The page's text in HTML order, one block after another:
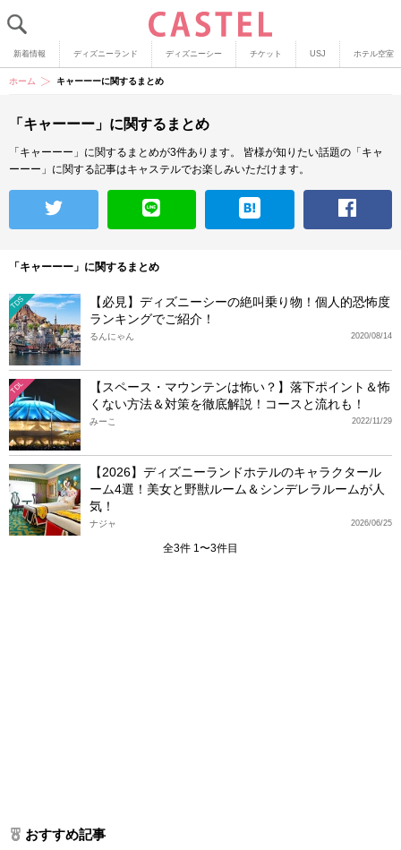
新着情報 ディズニーランド ディズニーシー チケット USJ ホテル空室
ホーム キャーーーに関するまとめ
「キャーーー」に関するまとめ
「キャーーー」に関するまとめが3件あります。
皆様が知りたい話題の「キャ
ーーー」に関する記事はキャステルでお楽しみいただけます。
「キャーーー」に関するまとめ
TDS
【必見】ディズニーシーの絶叫乗り物！個人的恐怖度
ランキングでご紹介！
2020/08/14
るんにゃん
TDL
【スペース・マウンテンは怖い？】落下ポイント＆怖
くない方法＆対策を徹底解説！コースと流れも！
2022/11/29
みーこ
【2026】ディズニーランドホテルのキャラクタール
ーム4選！美女と野獣ルーム＆シンデレラルームが人
気！
2026/06/25
ナジャ
全3件 1〜3件目
おすすめ記事